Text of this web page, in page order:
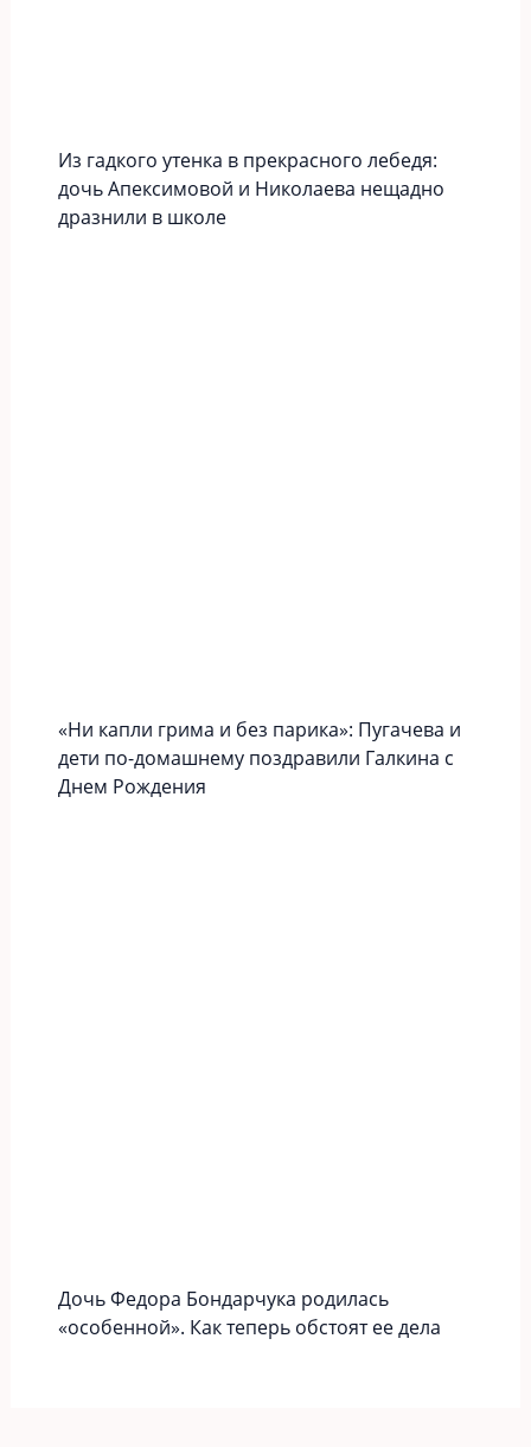
Из гадкого утенка в прекрасного лебедя:
дочь Апексимовой и Николаева нещадно
дразнили в школе
«Ни капли грима и без парика»: Пугачева и
дети по-домашнему поздравили Галкина с
Днем Рождения
Дочь Федора Бондарчука родилась
«особенной». Как теперь обстоят ее дела